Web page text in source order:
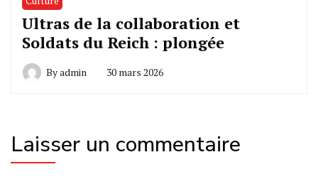
Ultras de la collaboration et
Soldats du Reich : plongée
Byadmin 30 mars 2026
Laisser un commentaire